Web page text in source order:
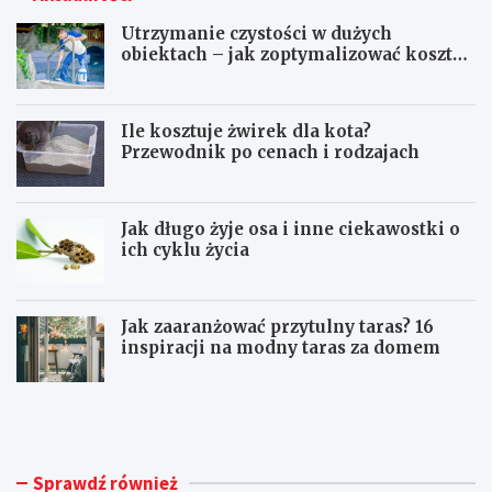
Utrzymanie czystości w dużych
obiektach – jak zoptymalizować koszty
Ile kosztuje żwirek dla kota?
Przewodnik po cenach i rodzajach
Jak długo żyje osa i inne ciekawostki o
ich cyklu życia
Jak zaaranżować przytulny taras? 16
inspiracji na modny taras za domem
U
m
I
s Sprawdź również